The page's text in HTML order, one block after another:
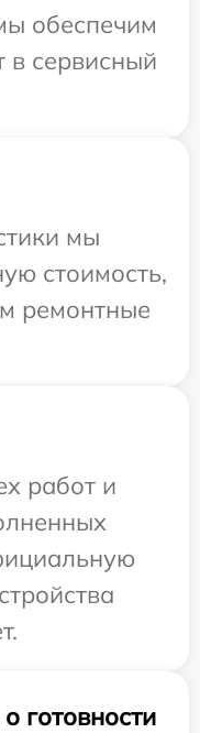
обеспечим
в сервисный
мы
стоимость,
ремонтные
работ и
готовности